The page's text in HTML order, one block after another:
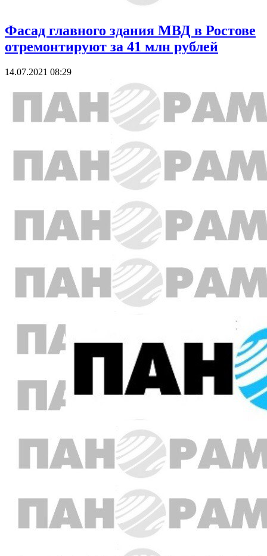
Фасад главного здания МВД в Ростове
отремонтируют за 41 млн рублей
14.07.2021 08:29